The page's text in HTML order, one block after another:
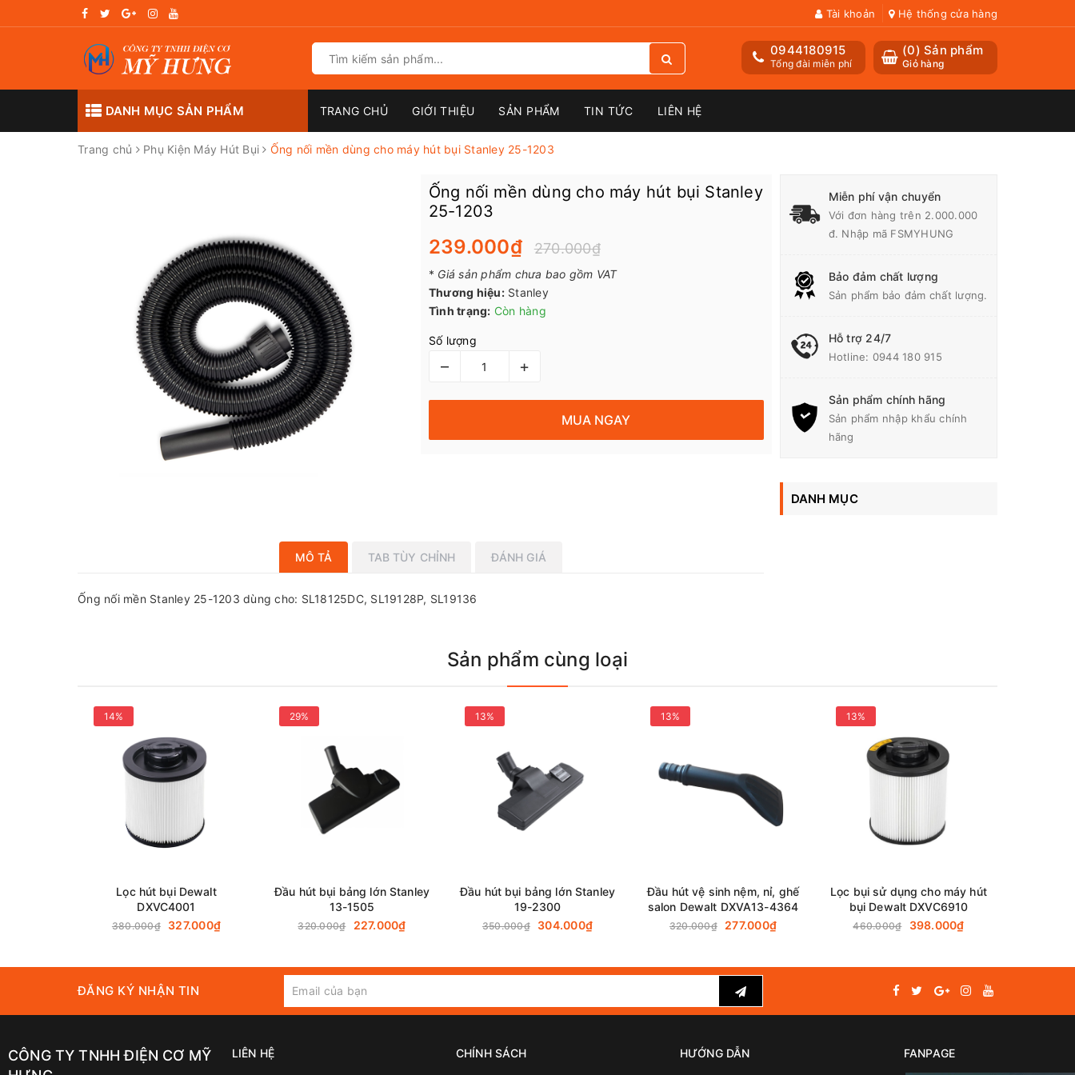
Tài khoản Hệ thống cửa hàng
(0) Sản phẩm
Giỏ hàng
0944180915
Tổng đài miễn phí
DANH MỤC SẢN PHẨM TRANG CHỦ GIỚI THIỆU SẢN PHẨM TIN TỨC LIÊN HỆ
Trang chủ Phụ Kiện Máy Hút Bụi Ống nối mền dùng cho máy hút bụi Stanley 25-1203
Ống nối mền dùng cho máy hút bụi Stanley
25-1203
239.000₫ 270.000₫
* Giá sản phẩm chưa bao gồm VAT
Thương hiệu: Stanley
Tình trạng: Còn hàng
Số lượng
– +
MUA NGAY
MÔ TẢ TAB TÙY CHỈNH ĐÁNH GIÁ
Ống nối mền Stanley 25-1203 dùng cho: SL18125DC, SL19128P, SL19136
Miễn phí vận chuyển
Với đơn hàng trên 2.000.000
đ. Nhập mã FSMYHUNG
Bảo đảm chất lượng
Sản phẩm bảo đảm chất lượng.
Hỗ trợ 24/7
Hotline: 0944 180 915
Sản phẩm chính hãng
Sản phẩm nhập khẩu chính
hãng
DANH MỤC
Sản phẩm cùng loại
14%
Lọc hút bụi Dewalt
DXVC4001
380.000₫ 327.000₫
29%
Đầu hút bụi bảng lớn Stanley
13-1505
320.000₫ 227.000₫
13%
Đầu hút bụi bảng lớn Stanley
19-2300
350.000₫ 304.000₫
13%
Đầu hút vệ sinh nệm, nỉ, ghế
salon Dewalt DXVA13-4364
320.000₫ 277.000₫
13%
Lọc bụi sử dụng cho máy hút
bụi Dewalt DXVC6910
460.000₫ 398.000₫
ĐĂNG KÝ NHẬN TIN
CÔNG TY TNHH ĐIỆN CƠ MỸ
LIÊN HỆ
CHÍNH SÁCH
HƯỚNG DẪN
FANPAGE